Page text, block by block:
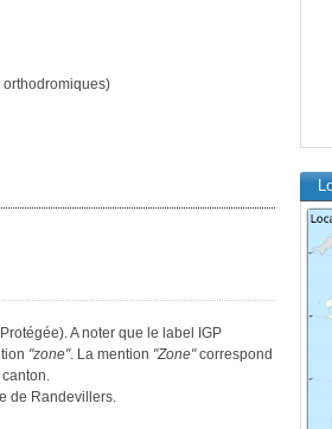
A noter que le label IGP
"zone". La mention "Zone"correspond
de Randevillers.